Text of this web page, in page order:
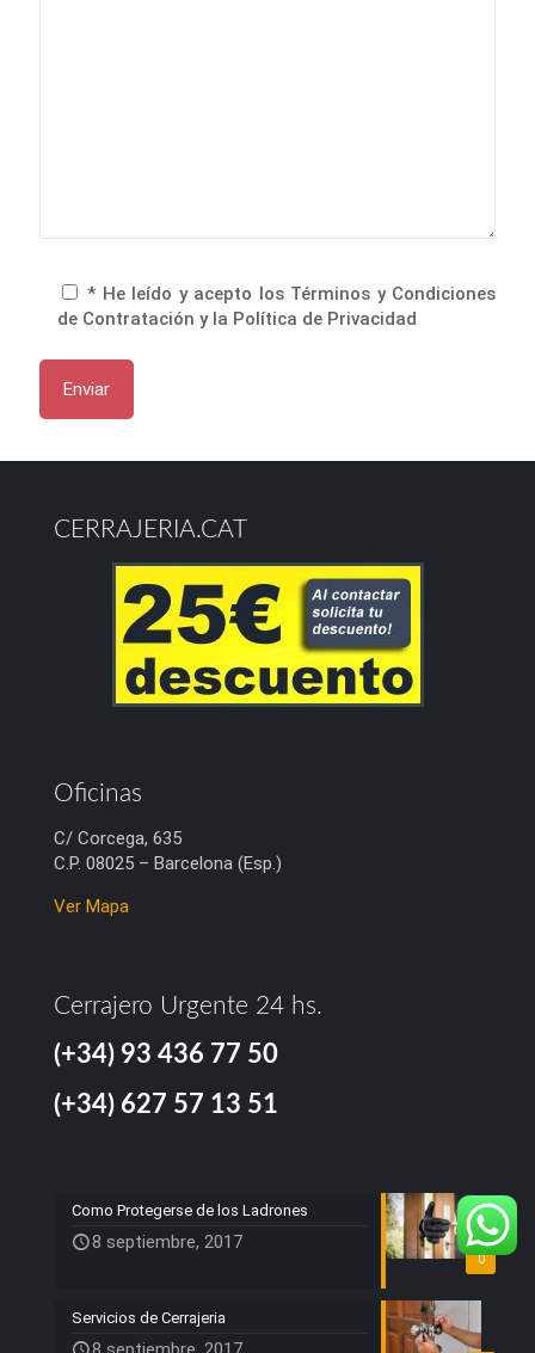
* He leído y acepto los Términos y Condiciones
de Contratación y la Política de Privacidad
CERRAJERIA.CAT
Oficinas
C/ Corcega, 635
C.P. 08025 – Barcelona (Esp.)
Ver Mapa
Cerrajero Urgente 24 hs.
(+34) 93 436 77 50
(+34) 627 57 13 51
0
Como Protegerse de los Ladrones
8 septiembre, 2017
Servicios de Cerrajeria